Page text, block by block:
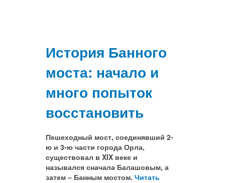
История Банного
моста: начало и
много попыток
восстановить
Пешеходный мост, соединявший 2-
ю и 3-ю части города Орла,
существовал в XIX веке и
назывался сначала Балашовым, а
затем – Банным мостом. Читать